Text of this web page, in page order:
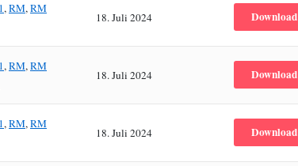
,RM,RM
18. Juli 2024 Download
,RM,RM
18. Juli 2024 Download
,RM,RM
18. Juli 2024 Download